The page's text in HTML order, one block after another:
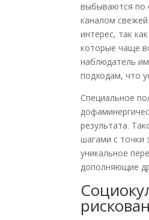
выбываются по
каналом
интерес, так
которые чаще
наблюдатель
подходам, что
Специальное
результата.
шагами с точки
уникальное
дополняющие